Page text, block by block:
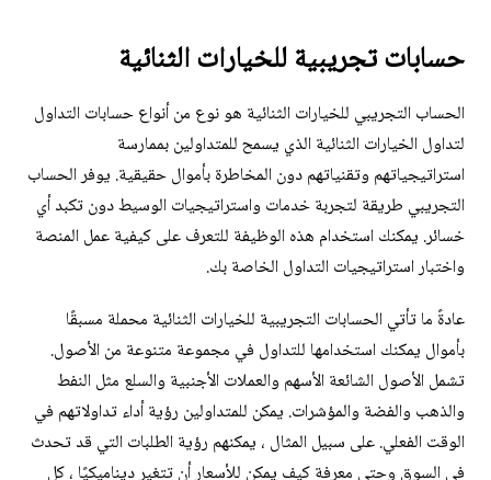
حسابات تجريبية للخيارات الثنائية
الحساب التجريبي للخيارات الثنائية هو نوع من أنواع حسابات التداول
لتداول الخيارات الثنائية الذي يسمح للمتداولين بممارسة
استراتيجياتهم وتقنياتهم دون المخاطرة بأموال حقيقية. يوفر الحساب
التجريبي طريقة لتجربة خدمات واستراتيجيات الوسيط دون تكبد أي
خسائر. يمكنك استخدام هذه الوظيفة للتعرف على كيفية عمل المنصة
واختبار استراتيجيات التداول الخاصة بك.
عادةً ما تأتي الحسابات التجريبية للخيارات الثنائية محملة مسبقًا
بأموال يمكنك استخدامها للتداول في مجموعة متنوعة من الأصول.
تشمل الأصول الشائعة الأسهم والعملات الأجنبية والسلع مثل النفط
والذهب والفضة والمؤشرات. يمكن للمتداولين رؤية أداء تداولاتهم في
الوقت الفعلي. على سبيل المثال ، يمكنهم رؤية الطلبات التي قد تحدث
في السوق وحتى معرفة كيف يمكن للأسعار أن تتغير ديناميكيًا ، كل